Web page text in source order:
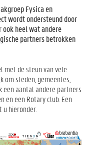
Fysica en
wordt ondersteund door
heel wat andere
partners betrokken
met de steun van vele
steden, gemeentes,
een aantal andere partners
en een Rotary club. Een
hieronder.